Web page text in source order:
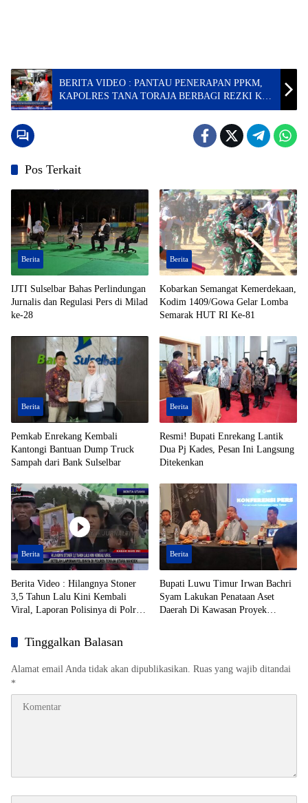
BERITA VIDEO : PANTAU PENERAPAN PPKM,
KAPOLRES TANA TORAJA BERBAGI REZKI KE
PENJUAL SAYUR
Pos Terkait
Berita
IJTI Sulselbar Bahas Perlindungan
Jurnalis dan Regulasi Pers di Milad
ke-28
Berita
Kobarkan Semangat Kemerdekaan,
Kodim 1409/Gowa Gelar Lomba
Semarak HUT RI Ke-81
Berita
Pemkab Enrekang Kembali
Kantongi Bantuan Dump Truck
Sampah dari Bank Sulselbar
Berita
Resmi! Bupati Enrekang Lantik
Dua Pj Kades, Pesan Ini Langsung
Ditekenkan
Berita
Berita Video : Hilangnya Stoner
3,5 Tahun Lalu Kini Kembali
Viral, Laporan Polisinya di Polres
Berita
Bupati Luwu Timur Irwan Bachri
Syam Lakukan Penataan Aset
Daerah Di Kawasan Proyek
Tinggalkan Balasan
Alamat email Anda tidak akan dipublikasikan. Ruas yang wajib ditandai
*